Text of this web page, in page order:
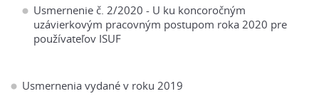
Usmernenie č. 2/2020 - U ku koncoročným
uzávierkovým pracovným postupom roka 2020 pre
používateľov ISUF
Usmernenia vydané v roku 2019